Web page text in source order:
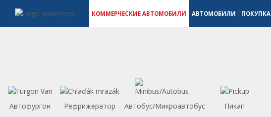
КОММЕРЧЕСКИЕ АВТОМОБИЛИ АВТОМОБИЛИ ПОКУПКА
Автофургон Рефрижератор Автобус/Микроавтобус Пикап